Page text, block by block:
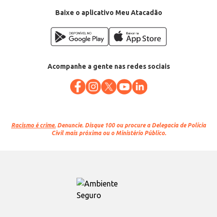
Baixe o aplicativo Meu Atacadão
Acompanhe a gente nas redes sociais
Racismo é crime. Denuncie. Disque 100 ou procure a Delegacia de Polícia
Civil mais próxima ou o Ministério Público.